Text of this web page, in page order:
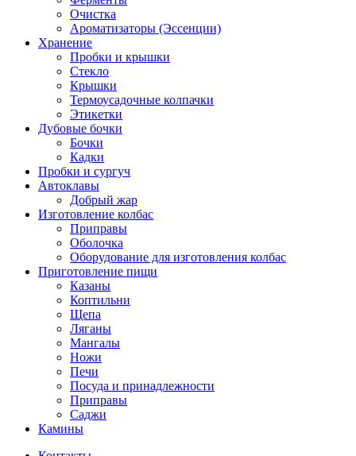
Очистка
Ароматизаторы (Эссенции)
Хранение
Пробки и крышки
Стекло
Крышки
Термоусадочные колпачки
Этикетки
Дубовые бочки
Бочки
Кадки
Пробки и сургуч
Автоклавы
Добрый жар
Изготовление колбас
Приправы
Оболочка
Оборудование для изготовления колбас
Приготовление пищи
Казаны
Коптильни
Щепа
Ляганы
Мангалы
Ножи
Печи
Посуда и принадлежности
Приправы
Саджи
Камины